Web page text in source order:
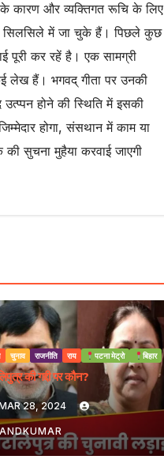
कारण और व्यक्तिगत रूचि के लिए
सिलसिले में जा चुके हैं। पिछले कुछ
पूरी कर रहें है। एक सामग्री
हैं। भगवद् गीता पर उनकी
होने की स्थिति में इसकी
होगा, संसथान में काम या
सुचना मुहैया करवाई जाएगी
चुनाव राजनीति राय पटना मेट्रो बिहार
की गद्दी पर कौन?
28, 2024